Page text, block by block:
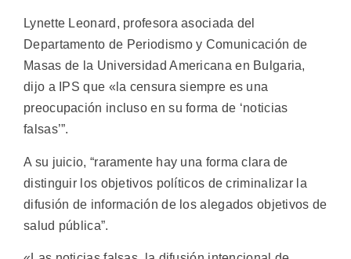
Lynette Leonard, profesora asociada del
Departamento de Periodismo y Comunicación de
Masas de la Universidad Americana en Bulgaria,
dijo a IPS que «la censura siempre es una
preocupación incluso en su forma de ‘noticias
falsas’”.
A su juicio, “raramente hay una forma clara de
distinguir los objetivos políticos de criminalizar la
difusión de información de los alegados objetivos de
salud pública”.